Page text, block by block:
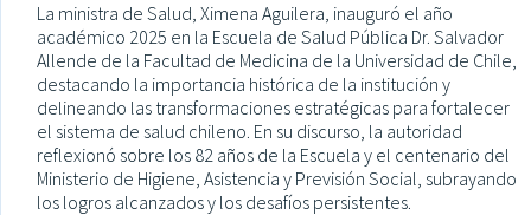
La ministra de Salud, Ximena Aguilera, inauguró el año
académico 2025 en la Escuela de Salud Pública Dr. Salvador
Allende de la Facultad de Medicina de la Universidad de Chile,
destacando la importancia histórica de la institución y
delineando las transformaciones estratégicas para fortalecer
el sistema de salud chileno. En su discurso, la autoridad
reflexionó sobre los 82 años de la Escuela y el centenario del
Ministerio de Higiene, Asistencia y Previsión Social, subrayando
los logros alcanzados y los desafíos persistentes.